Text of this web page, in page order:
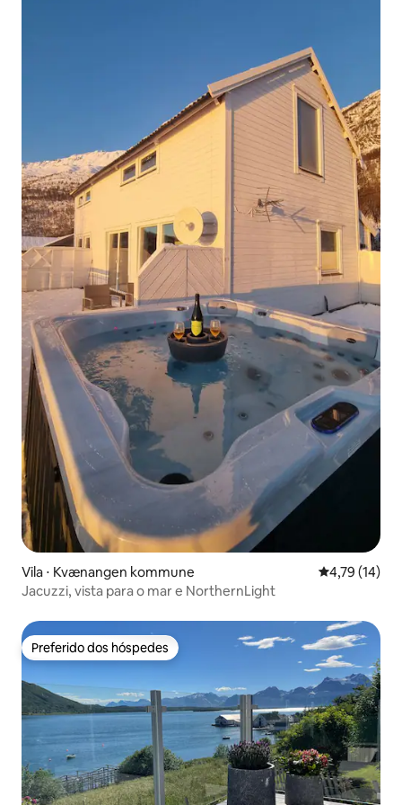
Vila ⋅ Kvænangen kommune 4,79 de uma
4,79 (14)
Jacuzzi, vista para o mar e NorthernLight
Preferido dos hóspedes
Preferido dos hóspedes